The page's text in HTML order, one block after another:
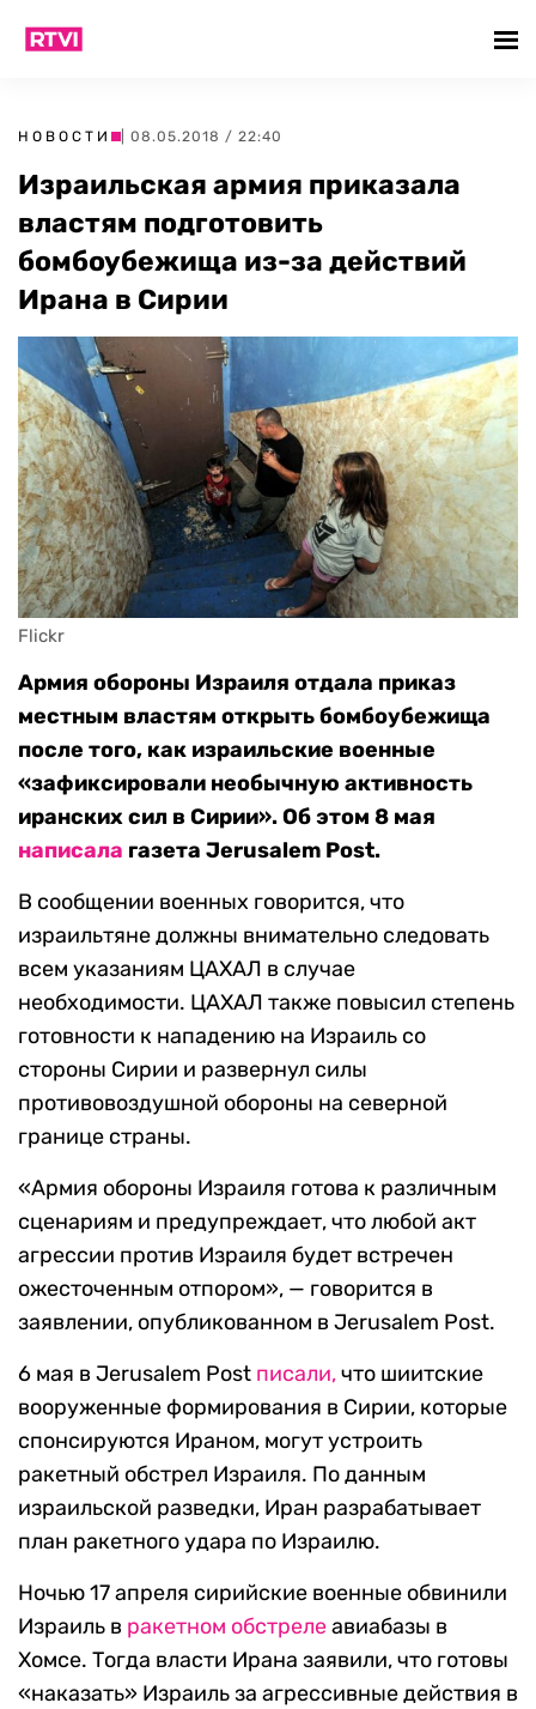
НОВОСТИ | 08.05.2018 / 22:40
Израильская армия приказала
властям подготовить
бомбоубежища из-за действий
Ирана в Сирии
Flickr
Армия обороны Израиля отдала приказ
местным властям открыть бомбоубежища
после того, как израильские военные
«зафиксировали необычную активность
иранских сил в Сирии». Об этом 8 мая
написала газета Jerusalem Post.
В сообщении военных говорится, что
израильтяне должны внимательно следовать
всем указаниям ЦАХАЛ в случае
необходимости. ЦАХАЛ также повысил степень
готовности к нападению на Израиль со
стороны Сирии и развернул силы
противовоздушной обороны на северной
границе страны.
«Армия обороны Израиля готова к различным
сценариям и предупреждает, что любой акт
агрессии против Израиля будет встречен
ожесточенным отпором», — говорится в
заявлении, опубликованном в Jerusalem Post.
6 мая в Jerusalem Post писали,что шиитские
вооруженные формирования в Сирии, которые
спонсируются Ираном, могут устроить
ракетный обстрел Израиля. По данным
израильской разведки, Иран разрабатывает
план ракетного удара по Израилю.
Ночью 17 апреля сирийские военные обвинили
Израиль в ракетном обстрелеавиабазы в
Хомсе. Тогда власти Ирана заявили, что готовы
«наказать» Израиль за агрессивные действия в